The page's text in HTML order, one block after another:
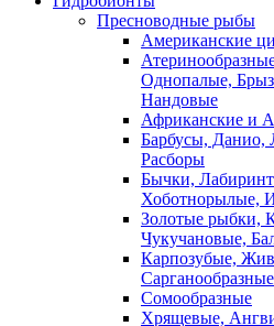
Пресноводные рыбы
Американские
Однопалые,
Нандовые
Африканские и
Барбусы,
Расборы
Бычки,
Хоботнорылые,
Золотые рыбки,
Чукучановые,
Карпозубые,
Сарганообразные
Сомообразные
Хрящевые,